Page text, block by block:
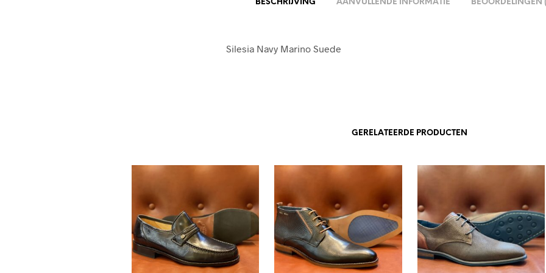
BESCHRIJVING AANVULLENDE INFORMATIE BEOORDELINGEN
Silesia Navy Marino Suede
GERELATEERDE PRODUCTEN